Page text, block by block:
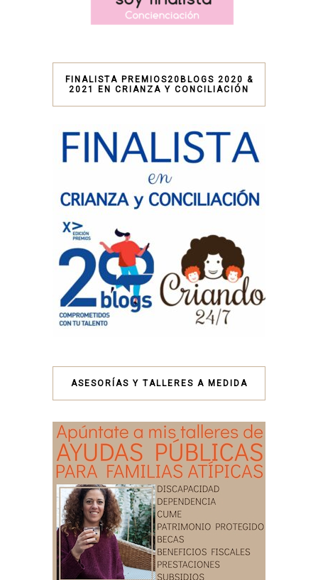
FINALISTA PREMIOS20BLOGS 2020 &
2021 EN CRIANZA Y CONCILIACIÓN
ASESORÍAS Y TALLERES A MEDIDA